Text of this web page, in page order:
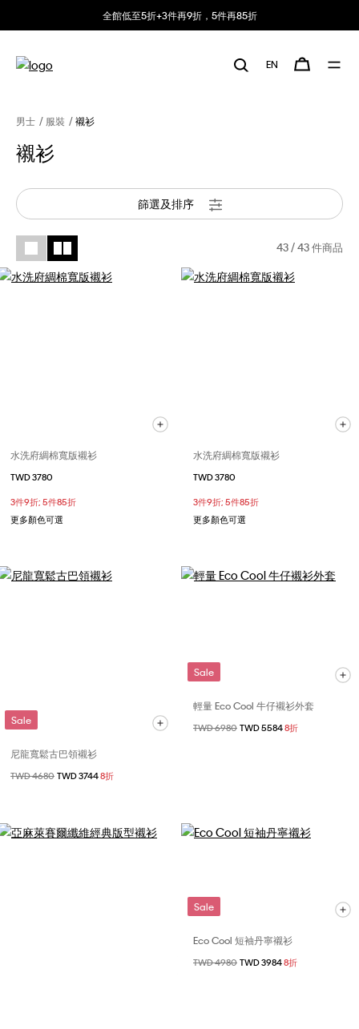
全館低至5折+3件再9折，5件再85折
EN
男士 服裝 襯衫
襯衫
篩選及排序
43 / 43 件商品
水洗府綢棉寬版襯衫
TWD 3780
3件9折; 5件85折
更多顏色可選
水洗府綢棉寬版襯衫
TWD 3780
3件9折; 5件85折
更多顏色可選
Sale
尼龍寬鬆古巴領襯衫
價格扣減從
TWD 4680 至
TWD 37448折
Sale
輕量 Eco Cool 牛仔襯衫外套
價格扣減從
TWD 6980 至
TWD 55848折
Sale
Eco Cool 短袖丹寧襯衫
價格扣減從
TWD 4980 至
TWD 39848折